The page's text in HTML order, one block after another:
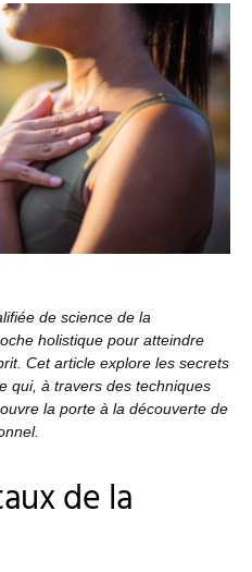
de science de la
holistique pour atteindre
Cet article explore les secrets
qui, à travers des techniques
la porte à la découverte de
de la